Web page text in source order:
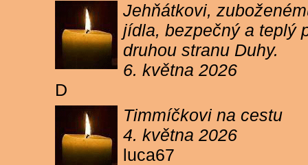
Jehňátkovi,
jídla, bezpečný a teplý
druhou stranu Duhy.
6. května 2026
D
Timmíčkovi na cestu
4. května 2026
luca67